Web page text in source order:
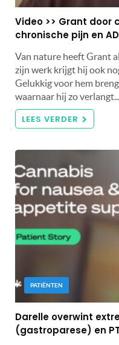
Video >> Grant door
chronische pijn en
Van nature heeft Grant
zijn werk krijgt hij ook
Gelukkig voor hem
waarnaar hij zo verlangt...
LEES VERDER
PATIËNTEN
Darelle overwint
(gastroparese) en